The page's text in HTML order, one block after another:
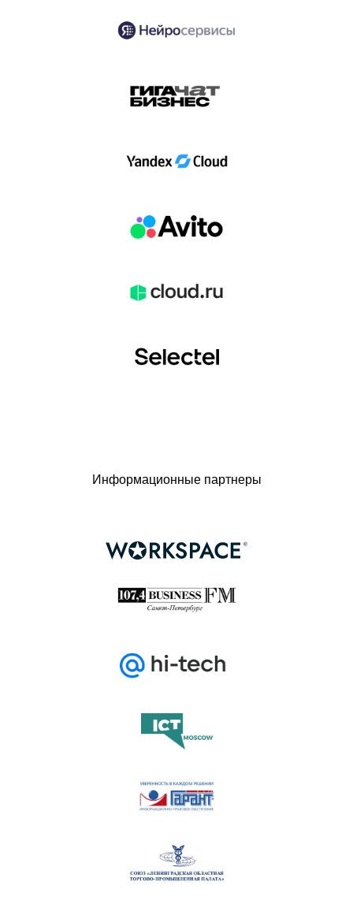
Информационные партнеры